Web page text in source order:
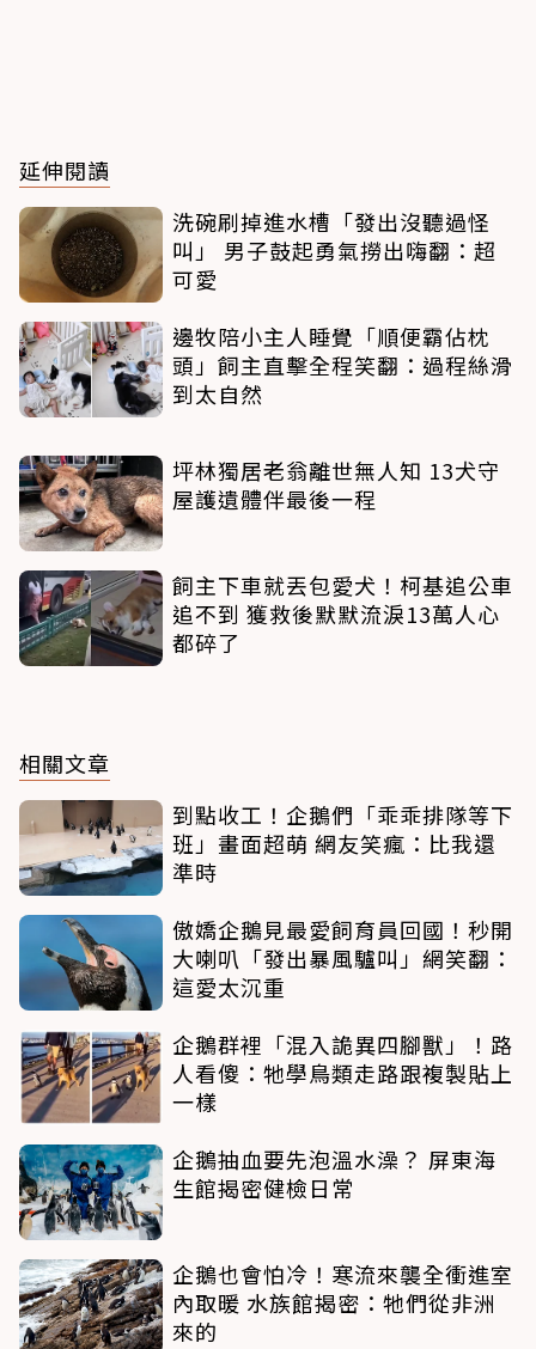
延伸閱讀
洗碗刷掉進水槽「發出沒聽過怪
叫」 男子鼓起勇氣撈出嗨翻：超
可愛
邊牧陪小主人睡覺「順便霸佔枕
頭」飼主直擊全程笑翻：過程絲滑
到太自然
坪林獨居老翁離世無人知 13犬守
屋護遺體伴最後一程
飼主下車就丟包愛犬！柯基追公車
追不到 獲救後默默流淚13萬人心
都碎了
相關文章
到點收工！企鵝們「乖乖排隊等下
班」畫面超萌 網友笑瘋：比我還
準時
傲嬌企鵝見最愛飼育員回國！秒開
大喇叭「發出暴風驢叫」網笑翻：
這愛太沉重
企鵝群裡「混入詭異四腳獸」！路
人看傻：牠學鳥類走路跟複製貼上
一樣
企鵝抽血要先泡溫水澡？ 屏東海
生館揭密健檢日常
企鵝也會怕冷！寒流來襲全衝進室
內取暖 水族館揭密：牠們從非洲
來的